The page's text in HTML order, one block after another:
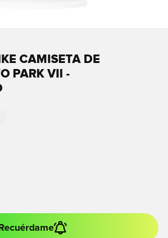
CAMISETA DE
PARK VII -
Recuérdame